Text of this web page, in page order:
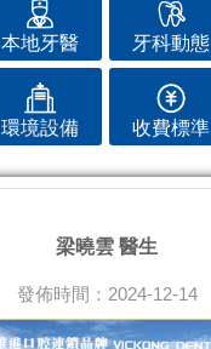
本地牙醫 牙科動態
環境設備 收費標準
梁曉雲 醫生
發佈時間：2024-12-14